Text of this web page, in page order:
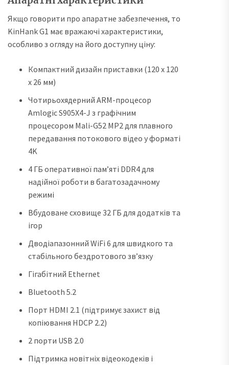
Якщо говорити про апаратне забезпечення, то
KinHank G1 має вражаючі характеристики,
особливо з огляду на його доступну ціну:
Компактний дизайн приставки (120 x 120
x 26 мм)
Чотирьохядерний ARM-процесор
Amlogic S905X4-J з графічним
процесором Mali-G52 MP2 для плавного
передавання потокового відео у форматі
4K
4 ГБ оперативної пам’яті DDR4 для
надійної роботи в багатозадачному
режимі
Вбудоване сховище 32 ГБ для додатків та
ігор
Дводіапазонний WiFi 6 для швидкого та
стабільного бездротового зв’язку
Гігабітний Ethernet
Bluetooth 5.2
Порт HDMI 2.1 (підтримує захист від
копіювання HDCP 2.2)
2 порти USB 2.0
Підтримка новітніх відеокодеків і